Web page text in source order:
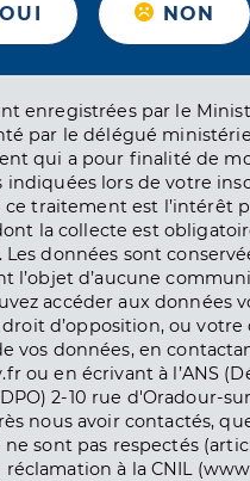
OUI NON
enregistrées par le
par le délégué
qui a pour finalité de
lors de votre
ce traitement est l’intérêt
la collecte est
données sont
l’objet d’aucune
accéder aux données
d’opposition, ou votre
vos données, en
ou en écrivant à l’ANS
2-10 rue d'Oradour-
nous avoir contactés,
sont pas respectés
à la CNIL